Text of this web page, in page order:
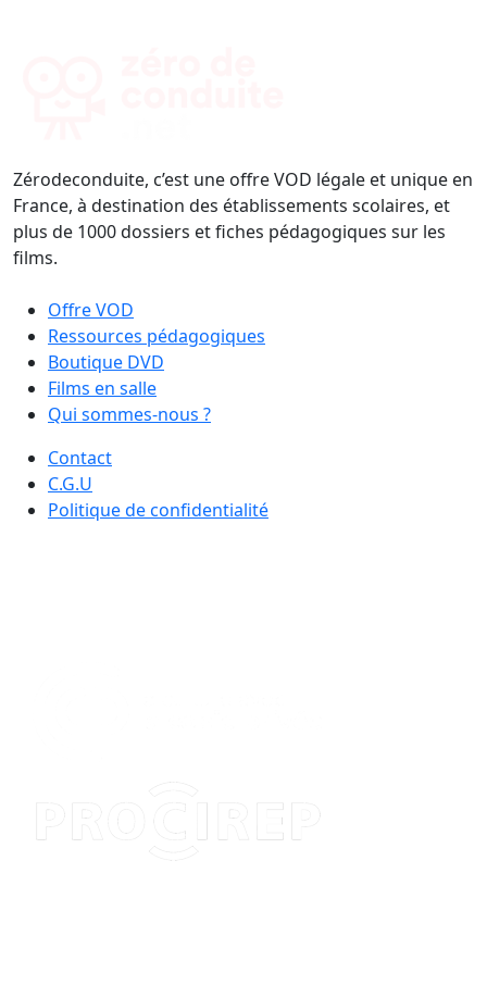
Zérodeconduite, c’est une offre VOD légale et unique en
France, à destination des établissements scolaires, et
plus de 1000 dossiers et fiches pédagogiques sur les
films.
Offre VOD
Ressources pédagogiques
Boutique DVD
Films en salle
Qui sommes-nous ?
Contact
C.G.U
Politique de confidentialité